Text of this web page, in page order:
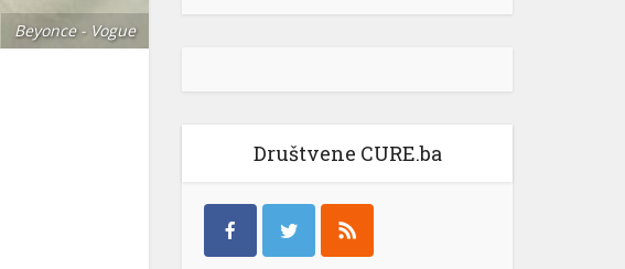
Beyonce - Vogue
Društvene CURE.ba